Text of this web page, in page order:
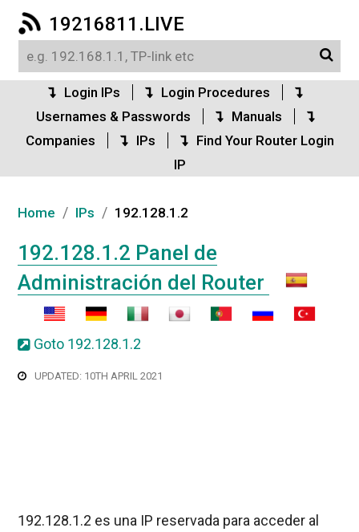
19216811.LIVE
Login IPs
Login Procedures
Usernames & Passwords
Manuals
Companies
IPs
Find Your Router Login
IP
Home / IPs / 192.128.1.2
192.128.1.2 Panel de
Administración del Router
Goto 192.128.1.2
UPDATED: 10TH APRIL 2021
192.128.1.2 es una IP reservada para acceder al